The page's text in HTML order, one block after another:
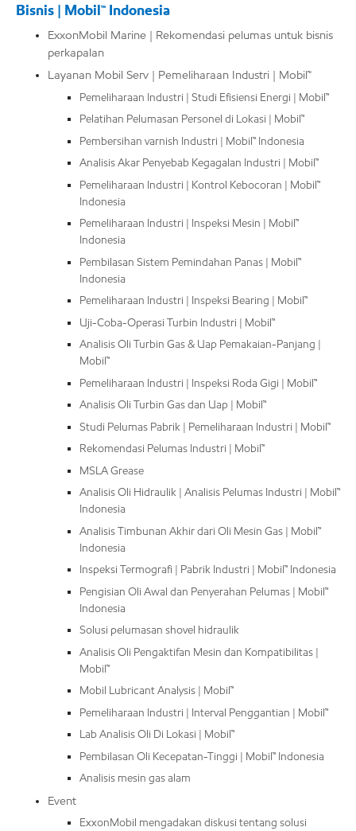
Bisnis | Mobil™ Indonesia
ExxonMobil Marine | Rekomendasi pelumas untuk bisnis
perkapalan
Layanan Mobil Serv | Pemeliharaan Industri | Mobil™
Pemeliharaan Industri | Studi Efisiensi Energi | Mobil™
Pelatihan Pelumasan Personel di Lokasi | Mobil™
Pembersihan varnish Industri | Mobil™ Indonesia
Analisis Akar Penyebab Kegagalan Industri | Mobil™
Pemeliharaan Industri | Kontrol Kebocoran | Mobil™
Indonesia
Pemeliharaan Industri | Inspeksi Mesin | Mobil™
Indonesia
Pembilasan Sistem Pemindahan Panas | Mobil™
Indonesia
Pemeliharaan Industri | Inspeksi Bearing | Mobil™
Uji-Coba-Operasi Turbin Industri | Mobil™
Analisis Oli Turbin Gas & Uap Pemakaian-Panjang |
Mobil™
Pemeliharaan Industri | Inspeksi Roda Gigi | Mobil™
Analisis Oli Turbin Gas dan Uap | Mobil™
Studi Pelumas Pabrik | Pemeliharaan Industri | Mobil™
Rekomendasi Pelumas Industri | Mobil™
MSLA Grease
Analisis Oli Hidraulik | Analisis Pelumas Industri | Mobil™
Indonesia
Analisis Timbunan Akhir dari Oli Mesin Gas | Mobil™
Indonesia
Inspeksi Termografi | Pabrik Industri | Mobil™ Indonesia
Pengisian Oli Awal dan Penyerahan Pelumas | Mobil™
Indonesia
Solusi pelumasan shovel hidraulik
Analisis Oli Pengaktifan Mesin dan Kompatibilitas |
Mobil™
Mobil Lubricant Analysis | Mobil™
Pemeliharaan Industri | Interval Penggantian | Mobil™
Lab Analisis Oli Di Lokasi | Mobil™
Pembilasan Oli Kecepatan-Tinggi | Mobil™ Indonesia
Analisis mesin gas alam
Event
ExxonMobil mengadakan diskusi tentang solusi